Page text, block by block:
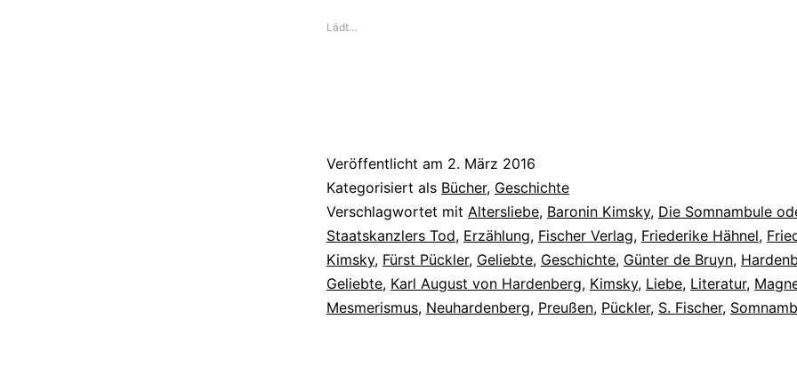
Altersliebe
Lädt…
Veröffentlicht am 2. März 2016
Kategorisiert als Bücher, Geschichte
Verschlagwortet mit Altersliebe, Baronin Kimsky, Die Somnambule
Staatskanzlers Tod, Erzählung, Fischer Verlag, Friederike Hähnel,
Kimsky, Fürst Pückler, Geliebte, Geschichte, Günter de Bruyn,
Geliebte, Karl August von Hardenberg, Kimsky, Liebe, Literatur,
Mesmerismus, Neuhardenberg, Preußen, Pückler, S. Fischer,